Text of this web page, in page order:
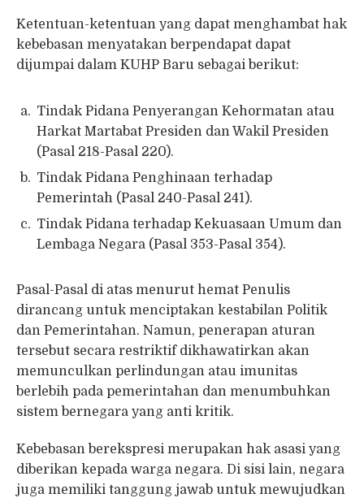
Ketentuan-ketentuan yang dapat menghambat hak
kebebasan menyatakan berpendapat dapat
dijumpai dalam KUHP Baru sebagai berikut:
Tindak Pidana Penyerangan Kehormatan atau
Harkat Martabat Presiden dan Wakil Presiden
(Pasal 218-Pasal 220).
Tindak Pidana Penghinaan terhadap
Pemerintah (Pasal 240-Pasal 241).
Tindak Pidana terhadap Kekuasaan Umum dan
Lembaga Negara (Pasal 353-Pasal 354).
Pasal-Pasal di atas menurut hemat Penulis
dirancang untuk menciptakan kestabilan Politik
dan Pemerintahan. Namun, penerapan aturan
tersebut secara restriktif dikhawatirkan akan
memunculkan perlindungan atau imunitas
berlebih pada pemerintahan dan menumbuhkan
sistem bernegara yang anti kritik.
Kebebasan berekspresi merupakan hak asasi yang
diberikan kepada warga negara. Di sisi lain, negara
juga memiliki tanggung jawab untuk mewujudkan